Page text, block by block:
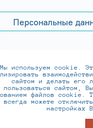
Персональные
(495) 737-6192, 8-
,
г. Москва, Отрадная
Мы используем cookie.
сайтом и делать его
пользоваться сайтом,
файлов cookie.
всегда можете
настройках